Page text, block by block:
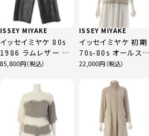
ISSEY MIYAKE
イッセイミヤケ 80s
1986 ラムレザー 筆
タグ スタッズ 装飾 ワ
JY43036 ブラック 9
85,800
ISSEY MIYAKE
イッセイミヤケ 初期
70s-80s オールスタ
イル ボーダー キャミ
22,000